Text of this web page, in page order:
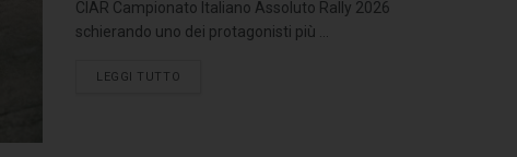
CIAR Campionato Italiano Assoluto Rally 2026
schierando uno dei protagonisti più ...
LEGGI TUTTO